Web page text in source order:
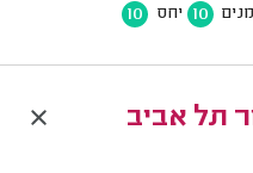
10 יחס 10
תל אביב